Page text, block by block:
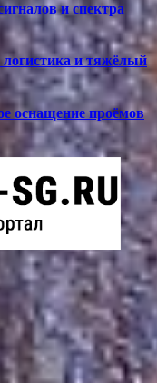
и спектра
и тяжёлый
оснащение проёмов